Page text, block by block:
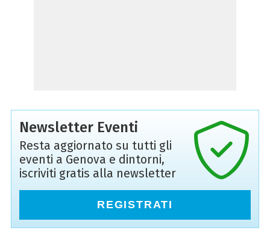
Newsletter Eventi
Resta aggiornato su tutti gli
eventi a Genova e dintorni,
iscriviti gratis alla newsletter
REGISTRATI